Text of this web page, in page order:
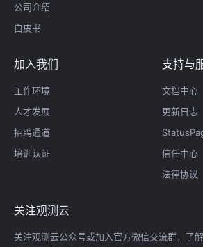
公司介绍
白皮书
加入我们
工作环境
人才发展
招聘通道
培训认证
支持与
文档中心
更新日志
信任中心
法律协议
关注观测云
关注观测云公众号或加入官方微信交流群，了